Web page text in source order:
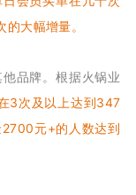
大幅增量。
品牌。根据火锅业
3次及以上达到347
2700元+的人数达到